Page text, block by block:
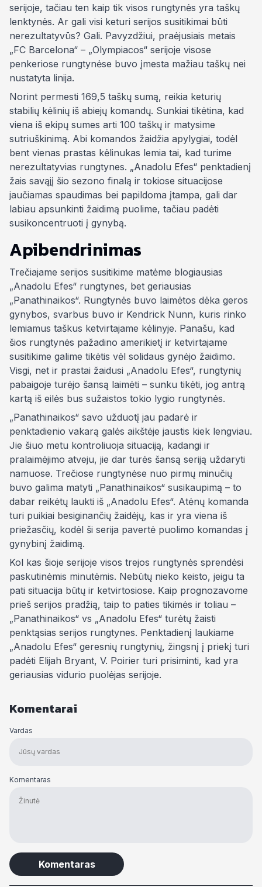
serijoje, tačiau ten kaip tik visos rungtynės yra taškų
lenktynės. Ar gali visi keturi serijos susitikimai būti
nerezultatyvūs? Gali. Pavyzdžiui, praėjusiais metais
„FC Barcelona“ – „Olympiacos“ serijoje visose
penkeriose rungtynėse buvo įmesta mažiau taškų nei
nustatyta linija.
Norint permesti 169,5 taškų sumą, reikia keturių
stabilių kėlinių iš abiejų komandų. Sunkiai tikėtina, kad
viena iš ekipų sumes arti 100 taškų ir matysime
sutriuškinimą. Abi komandos žaidžia apylygiai, todėl
bent vienas prastas kėlinukas lemia tai, kad turime
nerezultatyvias rungtynes. „Anadolu Efes“ penktadienį
žais savąjį šio sezono finalą ir tokiose situacijose
jaučiamas spaudimas bei papildoma įtampa, gali dar
labiau apsunkinti žaidimą puolime, tačiau padėti
susikoncentruoti į gynybą.
Apibendrinimas
Trečiajame serijos susitikime matėme blogiausias
„Anadolu Efes“ rungtynes, bet geriausias
„Panathinaikos“. Rungtynės buvo laimėtos dėka geros
gynybos, svarbus buvo ir Kendrick Nunn, kuris rinko
lemiamus taškus ketvirtajame kėlinyje. Panašu, kad
šios rungtynės pažadino amerikietį ir ketvirtajame
susitikime galime tikėtis vėl solidaus gynėjo žaidimo.
Visgi, net ir prastai žaidusi „Anadolu Efes“, rungtynių
pabaigoje turėjo šansą laimėti – sunku tikėti, jog antrą
kartą iš eilės bus sužaistos tokio lygio rungtynės.
„Panathinaikos“ savo užduotį jau padarė ir
penktadienio vakarą galės aikštėje jaustis kiek lengviau.
Jie šiuo metu kontroliuoja situaciją, kadangi ir
pralaimėjimo atveju, jie dar turės šansą seriją uždaryti
namuose. Trečiose rungtynėse nuo pirmų minučių
buvo galima matyti „Panathinaikos“ susikaupimą – to
dabar reikėtų laukti iš „Anadolu Efes“. Atėnų komanda
turi puikiai besiginančių žaidėjų, kas ir yra viena iš
priežasčių, kodėl ši serija pavertė puolimo komandas į
gynybinį žaidimą.
Kol kas šioje serijoje visos trejos rungtynės sprendėsi
paskutinėmis minutėmis. Nebūtų nieko keisto, jeigu ta
pati situacija būtų ir ketvirtosiose. Kaip prognozavome
prieš serijos pradžią, taip to paties tikimės ir toliau –
„Panathinaikos“ vs „Anadolu Efes“ turėtų žaisti
penktąsias serijos rungtynes. Penktadienį laukiame
„Anadolu Efes“ geresnių rungtynių, žingsnį į priekį turi
padėti Elijah Bryant, V. Poirier turi prisiminti, kad yra
geriausias vidurio puolėjas serijoje.
Komentarai
Vardas
Komentaras